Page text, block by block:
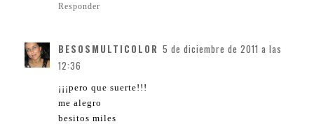
Responder
BESOSMULTICOLOR 5 de diciembre de 2011 a las
12:36
¡¡¡pero que suerte!!!
me alegro
besitos miles